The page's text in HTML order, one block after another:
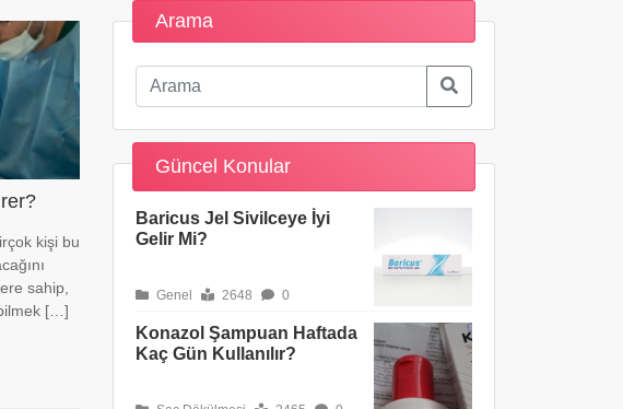
kişi bu
sahip,
[…]
Arama
Güncel Konular
Baricus Jel Sivilceye İyi
Gelir Mi?
Genel 2648 0
Konazol Şampuan Haftada
Kaç Gün Kullanılır?